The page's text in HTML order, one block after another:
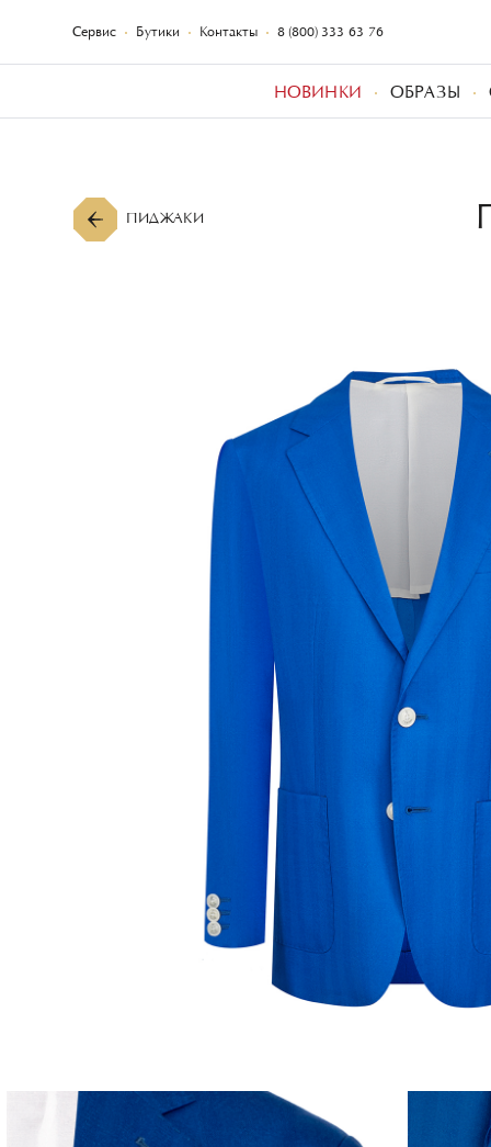
Сервис Бутики Контакты 8 (800) 333-63-76
НОВИНКИ ОБРАЗЫ
ПИДЖАКИ